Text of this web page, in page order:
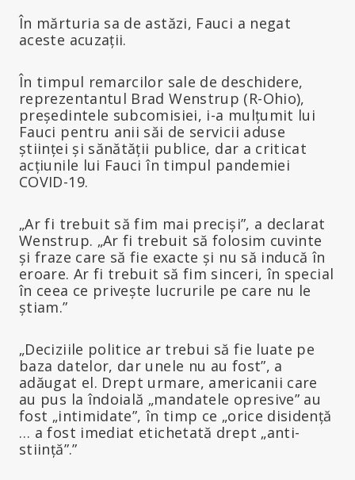
În mărturia sa de astăzi, Fauci a negat
aceste acuzații.
În timpul remarcilor sale de deschidere,
reprezentantul Brad Wenstrup (R-Ohio),
președintele subcomisiei, i-a mulțumit lui
Fauci pentru anii săi de servicii aduse
științei și sănătății publice, dar a criticat
acțiunile lui Fauci în timpul pandemiei
COVID-19.
„Ar fi trebuit să fim mai preciși”, a declarat
Wenstrup. „Ar fi trebuit să folosim cuvinte
și fraze care să fie exacte și nu să inducă în
eroare. Ar fi trebuit să fim sinceri, în special
în ceea ce privește lucrurile pe care nu le
știam.”
„Deciziile politice ar trebui să fie luate pe
baza datelor, dar unele nu au fost”, a
adăugat el. Drept urmare, americanii care
au pus la îndoială „mandatele opresive” au
fost „intimidate”, în timp ce „orice disidență
… a fost imediat etichetată drept „anti-
stiință”.”